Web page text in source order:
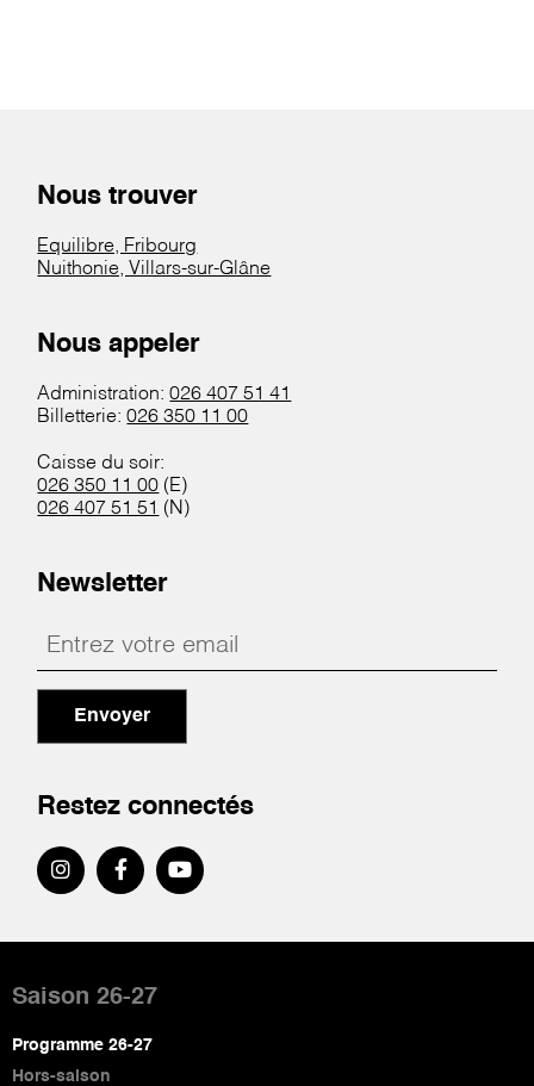
Nous trouver
Equilibre, Fribourg
Nuithonie, Villars-sur-Glâne
Nous appeler
Administration:026 407 51 41
Billetterie:026 350 11 00
Caisse du soir:
026 350 11 00 (E)
026 407 51 51 (N)
Newsletter
Envoyer
Restez connectés
de
page
Saison 26-27
Programme 26-27
Hors-saison